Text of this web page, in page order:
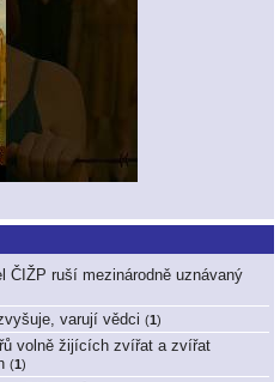
ČIŽP ruší mezinárodně uznávaný
varují vědci (1)
volně žijících zvířat a zvířat
(1)